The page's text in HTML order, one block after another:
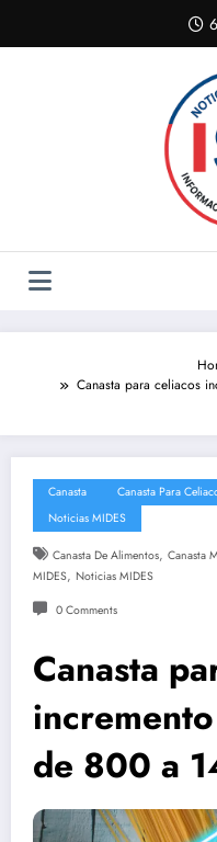
content
Canasta para celiacos
Canasta Canasta Para
Noticias MIDES
Canasta De Alimentos, Canasta
MIDES, Noticias MIDES
0 Comments
Canasta
de 800 a